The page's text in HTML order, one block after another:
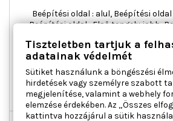
Beépítési oldal : alul, Beépítési
Beépítési oldal : Első tengely jobb,
anyával, Kormány típus :
: M16 x 1,5, Tömeg [kg] :
Ár
12 974 Ft
ár
 Kosárba
Utolsó tételek a
Tiszteletben tartjuk a
adatainak védelmét
Sütiket használunk a böngészési
hirdetések vagy személyre szabott
megjelenítése, valamint a webhely
elemzése érdekében. Az „Összes
kattintva hozzájárul a sütik